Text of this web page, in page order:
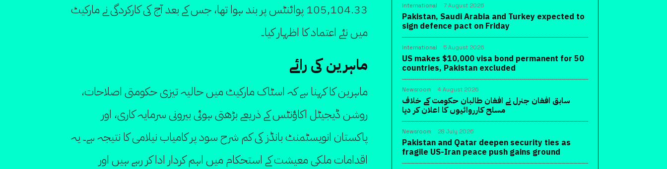
105,104.33 پوائنٹس پر بند ہوا تھا، جس کے بعد آج کی کارکردگی نے مارکیٹ
میں نئے اعتماد کا اظہار کیا۔
ماہرین کی رائے
ماہرین کا کہنا ہے کہ اسٹاک مارکیٹ میں حالیہ تیزی حکومتی اصلاحات،
روشن ڈیجیٹل اکاؤنٹس کے ذریعے بڑھتی ہوئی بیرونی سرمایہ کاری، اور
پاکستان انویسٹمنٹ بانڈز کی کم شرح سود پر کامیاب نیلامی کا نتیجہ ہے۔ یہ
اقدامات ملکی معیشت کے استحکام میں اہم کردار ادا کر رہے ہیں اور
International 7 August 2026
Pakistan, Saudi Arabia and Turkey expected to
sign defence pact on Friday
International 5 August 2026
US makes $10,000 visa bond permanent for 50
countries, Pakistan excluded
Newsroom 4 August 2026
سابق افغان جنرل نے افغان طالبان حکومت کے خلاف
مسلح کارروائیوں کا اعلان کر دیا
Newsroom 28 July 2026
Pakistan and Qatar deepen security ties as
fragile US-Iran peace push gains ground